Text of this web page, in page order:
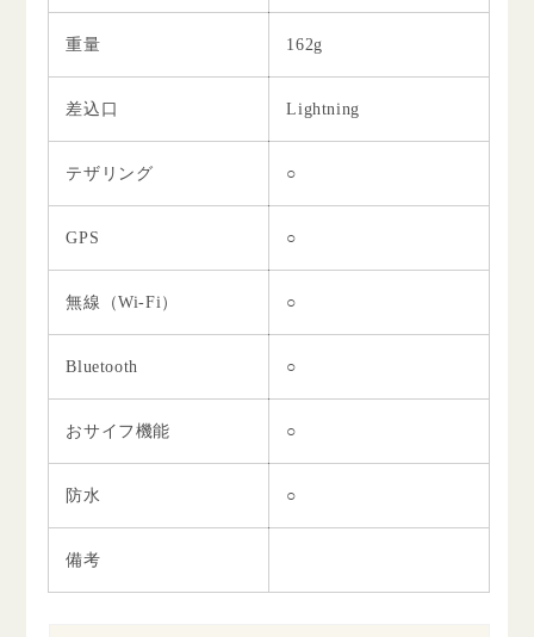
重量 162g
差込口 Lightning
テザリング ○
GPS ○
無線（Wi-Fi） ○
Bluetooth ○
おサイフ機能 ○
防水 ○
備考